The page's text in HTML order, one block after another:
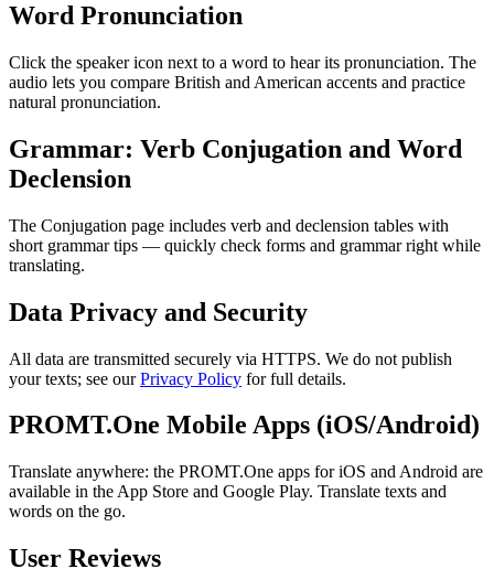
Word Pronunciation
Click the speaker icon next to a word to hear its pronunciation. The
audio lets you compare British and American accents and practice
natural pronunciation.
Grammar: Verb Conjugation and Word
Declension
The Conjugation page includes verb and declension tables with
short grammar tips — quickly check forms and grammar right while
translating.
Data Privacy and Security
All data are transmitted securely via HTTPS. We do not publish
your texts; see ourPrivacy Policy for full details.
PROMT.One Mobile Apps (iOS/Android)
Translate anywhere: the PROMT.One apps for iOS and Android are
available in the App Store and Google Play. Translate texts and
words on the go.
User Reviews